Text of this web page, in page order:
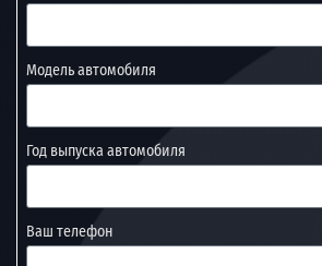
Модель автомобиля
Год выпуска автомобиля
Ваш телефон